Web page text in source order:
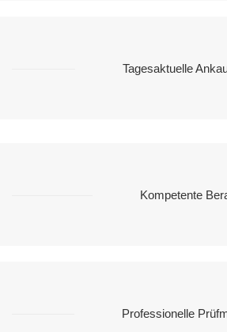
Tagesaktuelle
Kompetente
Professionelle